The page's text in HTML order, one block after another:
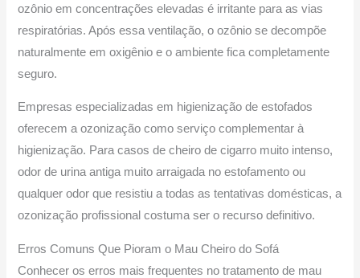
ozônio em concentrações elevadas é irritante para as vias
respiratórias. Após essa ventilação, o ozônio se decompõe
naturalmente em oxigênio e o ambiente fica completamente
seguro.
Empresas especializadas em higienização de estofados
oferecem a ozonização como serviço complementar à
higienização. Para casos de cheiro de cigarro muito intenso,
odor de urina antiga muito arraigada no estofamento ou
qualquer odor que resistiu a todas as tentativas domésticas, a
ozonização profissional costuma ser o recurso definitivo.
Erros Comuns Que Pioram o Mau Cheiro do Sofá
Conhecer os erros mais frequentes no tratamento de mau